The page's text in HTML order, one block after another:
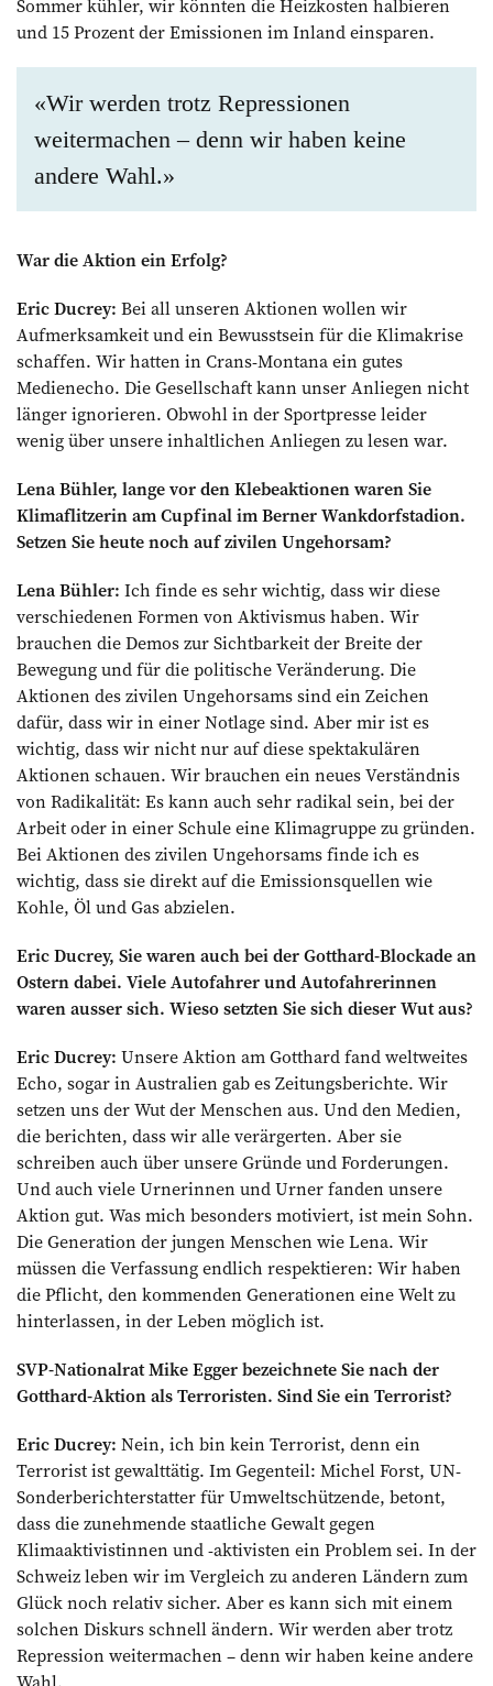
Sommer kühler, wir könnten die Heizkosten halbieren
und 15 Prozent der Emissionen im Inland einsparen.
«Wir werden trotz Repressionen
weitermachen – denn wir haben keine
andere Wahl.»
War die Aktion ein Erfolg?
Eric Ducrey: Bei all unseren Aktionen wollen wir
Aufmerksamkeit und ein Bewusstsein für die Klimakrise
schaffen. Wir hatten in Crans-Montana ein gutes
Medienecho. Die Gesellschaft kann unser Anliegen nicht
länger ignorieren. Obwohl in der Sportpresse leider
wenig über unsere inhalt­lichen Anliegen zu lesen war.
Lena Bühler, lange vor den Klebeaktionen ­waren Sie
Klimaflitzerin am Cupfinal im ­Berner Wankdorfstadion.
Setzen Sie heute noch auf zivilen Ungehorsam?
Lena Bühler: Ich finde es sehr wichtig, dass wir diese
verschiedenen Formen von Aktivismus haben. Wir
brauchen die Demos zur Sichtbarkeit der Breite der
Bewegung und für die politische Veränderung. Die
Aktionen des zivilen Ungehorsams sind ein Zeichen
dafür, dass wir in einer Notlage sind. Aber mir ist es
wichtig, dass wir nicht nur auf diese spektakulären
Aktionen schauen. Wir brauchen ein neues Verständnis
von Radikalität: Es kann auch sehr radikal sein, bei der
Arbeit oder in einer Schule eine Klimagruppe zu gründen.
Bei Aktionen des zivilen Ungehorsams finde ich es
wichtig, dass sie direkt auf die Emissionsquellen wie
Kohle, Öl und Gas abzielen.
Eric Ducrey, Sie waren auch bei der Gotthard-Blockade an
Ostern dabei. Viele Autofahrer und Autofahrerinnen
waren ausser sich. Wieso setzten Sie sich dieser Wut aus?
Eric Ducrey: Unsere Aktion am Gotthard fand weltweites
Echo, sogar in Australien gab es Zeitungsberichte. Wir
setzen uns der Wut der Menschen aus. Und den Medien,
die berichten, dass wir alle verärgerten. Aber sie
schreiben auch über unsere Gründe und Forderungen.
Und auch viele Urnerinnen und Urner fanden unsere
Aktion gut. Was mich besonders motiviert, ist mein Sohn.
Die Generation der jungen Menschen wie Lena. Wir
müssen die Verfassung endlich respektieren: Wir haben
die Pflicht, den kommenden Generationen eine Welt zu
hinterlassen, in der Leben möglich ist.
SVP-Nationalrat Mike Egger bezeichnete Sie nach der
Gotthard-Aktion als Terroristen. Sind Sie ein Terrorist?
Eric Ducrey: Nein, ich bin kein Terrorist, denn ein
Terrorist ist gewalttätig. Im Gegenteil: Michel Forst, UN-
Sonderberichterstatter für Umweltschützende, betont,
dass die zunehmende staatliche Gewalt gegen
Klimaaktivistinnen und -aktivisten ein Problem sei. In der
Schweiz leben wir im Vergleich zu anderen Ländern zum
Glück noch relativ sicher. Aber es kann sich mit einem
solchen Diskurs schnell ändern. Wir werden aber trotz
Repression weitermachen – denn wir haben keine andere